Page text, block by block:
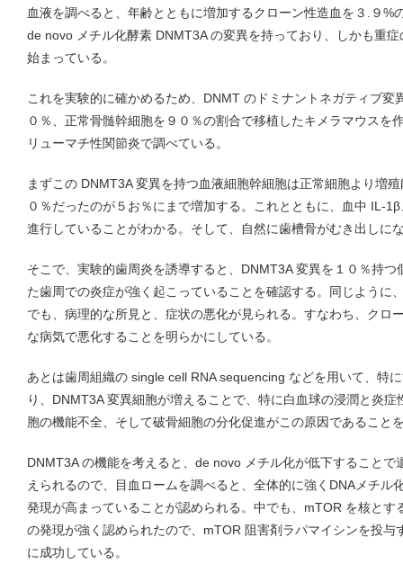
血液を調べると、年齢とともに増加するクローン性造血を３.９%
de novo メチル化酵素 DNMT3A の変異を持っており、しかも重
始まっている。
これを実験的に確かめるため、DNMT のドミナントネガティブ変
０％、正常骨髄幹細胞を９０％の割合で移植したキメラマウスを
リューマチ性関節炎で調べている。
まずこの DNMT3A 変異を持つ血液細胞幹細胞は正常細胞より増
０％だったのが５お％にまで増加する。これとともに、血中 IL-
進行していることがわかる。そして、自然に歯槽骨がむき出しに
そこで、実験的歯周炎を誘導すると、DNMT3A 変異を１０％持
た歯周での炎症が強く起こっていることを確認する。同じように
でも、病理的な所見と、症状の悪化が見られる。すなわち、クロ
な病気で悪化することを明らかにしている。
あとは歯周組織の single cell RNA sequencing などを用いて、特
り、DNMT3A 変異細胞が増えることで、特に白血球の浸潤と炎
胞の機能不全、そして破骨細胞の分化促進がこの原因であること
DNMT3A の機能を考えると、de novo メチル化が低下することで
えられるので、目血ロームを調べると、全体的に強くDNAメチル
発現が高まっていることが認められる。中でも、mTOR を核とす
の発現が強く認められたので、mTOR 阻害剤ラパマイシンを投与
に成功している。